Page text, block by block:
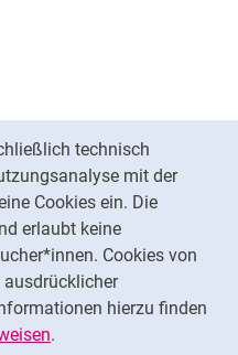
technisch
mit der
Cookies ein. Die
erlaubt keine
Cookies von
hierzu finden
.